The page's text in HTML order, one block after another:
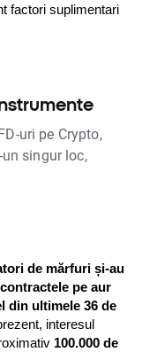
factori suplimentari
uri pe Crypto,
singur loc,
de mărfuri și-au
pe aur
din ultimele 36 de
interesul
100.000 de